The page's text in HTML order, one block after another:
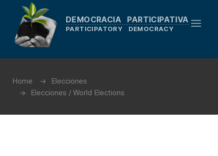
DEMOCRACIA PARTICIPATIVA
PARTICIPATORY DEMOCRACY
Home
Elecciones
Elecciones / World Elections